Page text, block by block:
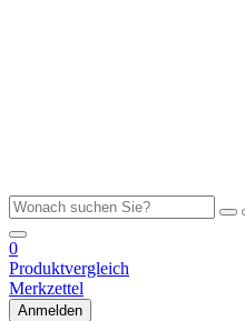
0
Produktvergleich
Merkzettel
Anmelden